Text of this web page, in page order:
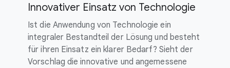
Innovativer Einsatz von Technologie
Ist die Anwendung von Technologie ein
integraler Bestandteil der Lösung und besteht
für ihren Einsatz ein klarer Bedarf? Sieht der
Vorschlag die innovative und angemessene